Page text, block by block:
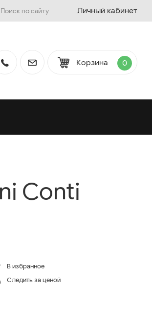
Личный кабинет
Корзина 0
Conti
В избранное
Следить за ценой